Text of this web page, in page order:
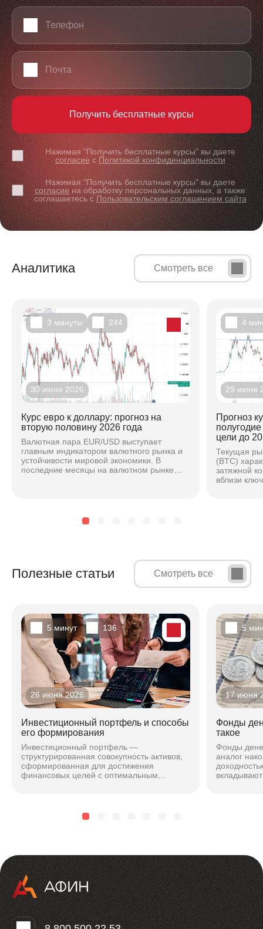
Телефон
Email
Получить бесплатные курсы
Нажимая "Получить бесплатные курсы" вы даете
согласие с Политикой конфиденциальности
Нажимая "Получить бесплатные курсы" вы даете
согласие на обработку персональных данных, а также
соглашаетесь с Пользовательским соглашением сайта
Аналитика Смотреть все
30 июня 2026
3 минуты 244
Курс евро к доллару: прогноз на
вторую половину 2026 года
Валютная пара EUR/USD выступает
главным индикатором валютного рынка и
устойчивости мировой экономики. В
последние месяцы на валютном рынке
29 июня
4
Прогноз
цели до
Текущая
(BTC)
затяжной
вблизи
Полезные статьи Смотреть все
26 июня 2026
5 минут 136
Инвестиционный портфель и способы
его формирования
Инвестиционный портфель —
структурированная совокупность активов,
сформированная для достижения
финансовых целей с оптимальным
17 июня
5
Фонды
такое
Фонды
аналог